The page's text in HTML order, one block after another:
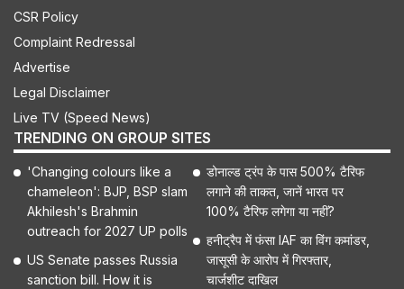
CSR Policy
Complaint Redressal
Advertise
Legal Disclaimer
Live TV (Speed News)
TRENDING ON GROUP SITES
'Changing colours like a
chameleon': BJP, BSP slam
Akhilesh's Brahmin
outreach for 2027 UP polls
US Senate passes Russia
sanction bill. How it is
डोनाल्ड ट्रंप के पास 500% टैरिफ
लगाने की ताकत, जानें भारत पर
100% टैरिफ लगेगा या नहीं?
हनीट्रैप में फंसा IAF का विंग कमांडर,
जासूसी के आरोप में गिरफ्तार,
चार्जशीट दाखिल